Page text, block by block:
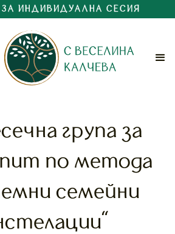
ИНДИВИДУАЛНА СЕСИЯ
група за
по метода
семейни